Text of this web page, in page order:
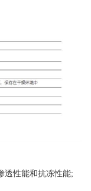
透性能和抗冻性能;